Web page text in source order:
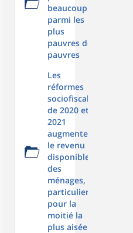
beaucoup
parmi les
plus
pauvres des
pauvres
Les
réformes
sociofiscales
de 2020 et
2021
augmentent
le revenu
disponible
des
ménages, en
particulier
pour la
moitié la
plus aisée